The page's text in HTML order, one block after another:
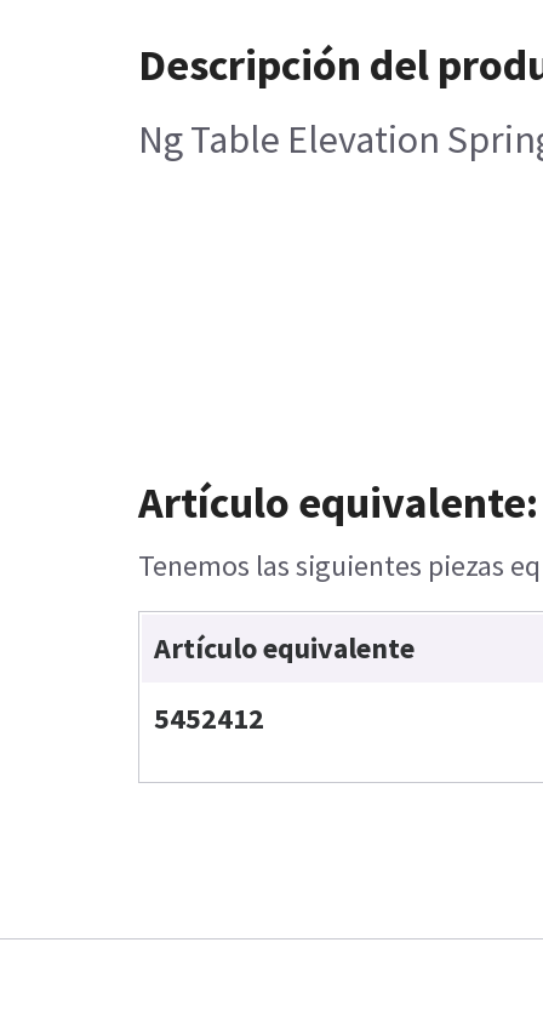
Descripción del
Ng Table Elevation
Artículo equivalente:
Tenemos las siguientes piezas
Artículo equivalente
5452412